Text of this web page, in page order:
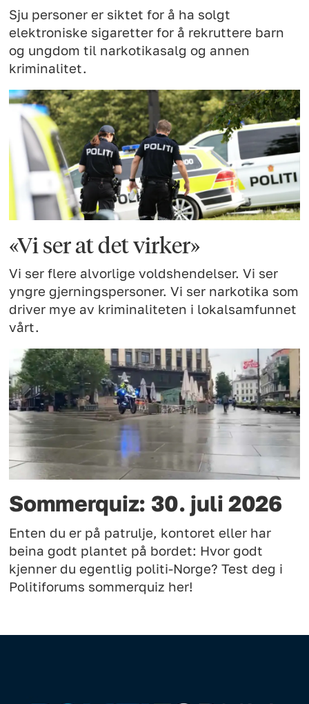
Sju personer er siktet for å ha solgt
elektroniske sigaretter for å rekruttere barn
og ungdom til narkotikasalg og annen
kriminalitet.
«Vi ser at det virker»
Vi ser flere alvorlige voldshendelser. Vi ser
yngre gjerningspersoner. Vi ser narkotika som
driver mye av kriminaliteten i lokalsamfunnet
vårt.
Sommerquiz: 30. juli 2026
Enten du er på patrulje, kontoret eller har
beina godt plantet på bordet: Hvor godt
kjenner du egentlig politi-Norge? Test deg i
Politiforums sommerquiz her!